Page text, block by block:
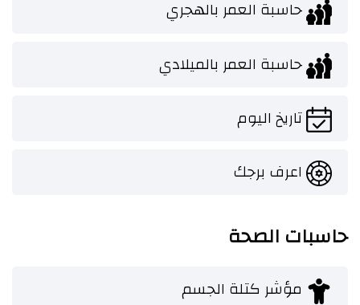
حاسبة العمر بالهجري
حاسبة العمر بالميلادي
تاريخ اليوم
اعرف برجك
حاسبات الصحة
مؤشر كتلة الجسم